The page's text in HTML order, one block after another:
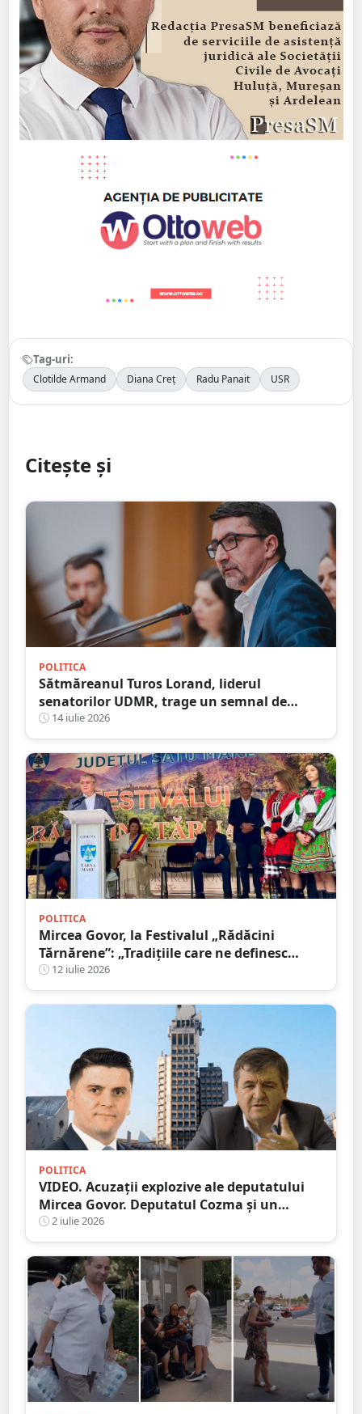
Tag-uri:
Clotilde Armand Diana Creț Radu Panait USR
Citește și
POLITICA
Sătmăreanul Turos Lorand, liderul
senatorilor UDMR, trage un semnal de
alarmă cu privire la anticipate: ”Ar pune
țara într-o vulnerabilitate uriașă”
14 iulie 2026
POLITICA
Mircea Govor, la Festivalul „Rădăcini
Tărnărene”: „Tradițiile care ne definesc
merită păstrate, promovate și duse mai
departe”
12 iulie 2026
POLITICA
VIDEO. Acuzații explozive ale deputatului
Mircea Govor. Deputatul Cozma și un
primar, acuzați de afaceri afaceri imobiliare
ilegale
2 iulie 2026